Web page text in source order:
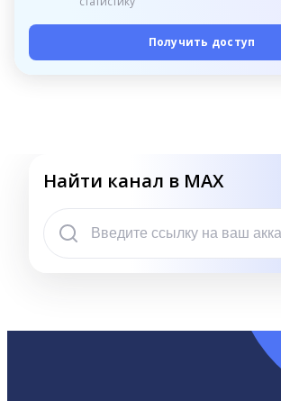
Получить доступ
Найти канал в MAX